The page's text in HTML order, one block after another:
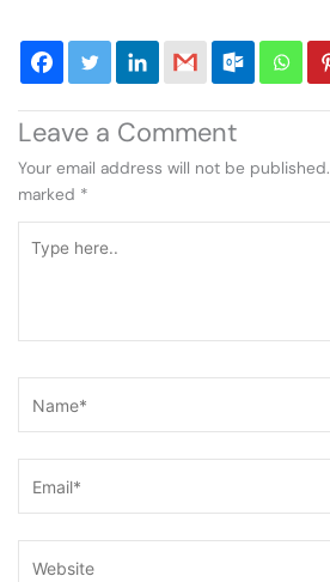
Leave a Comment
Your email address will not be published.
marked *
here..